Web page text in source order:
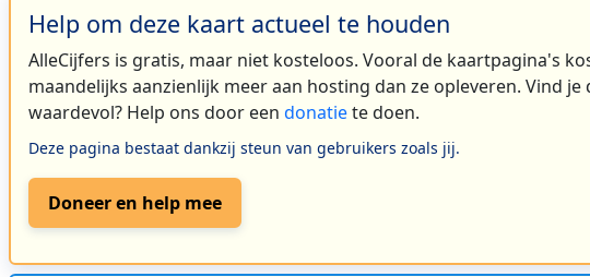
Help om deze kaart actueel te houden
AlleCijfers is gratis, maar niet kosteloos. Vooral de kaartpagina's
maandelijks aanzienlijk meer aan hosting dan ze opleveren. Vind je
waardevol? Help ons door een donatiete doen.
Deze pagina bestaat dankzij steun van gebruikers zoals jij.
Doneer en help mee